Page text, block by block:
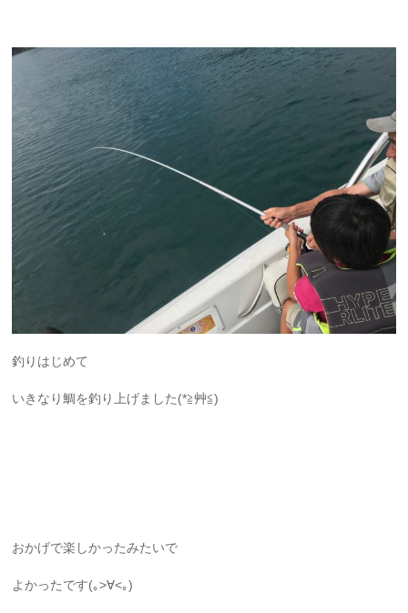
釣りはじめて
いきなり鯛を釣り上げました(*≧艸≦)
おかげで楽しかったみたいで
よかったです(｡>∀<｡)